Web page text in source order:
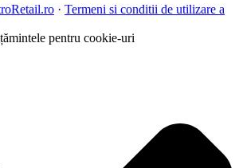
· Termeni si conditii de utilizare a
pentru cookie-uri